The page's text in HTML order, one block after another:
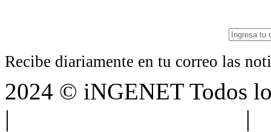
Recibe diariamente en tu correo las
2024 © iNGENET Todos
|
|